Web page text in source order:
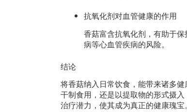
抗氧化剂对血管健康的作用
香菇富含抗氧化剂，有助于
病等心血管疾病的风险。
结论
将香菇纳入日常饮食，能带来诸多
干制食用，还是以提取物的形式摄
治疗潜力，使其成为真正的健康瑰宝。